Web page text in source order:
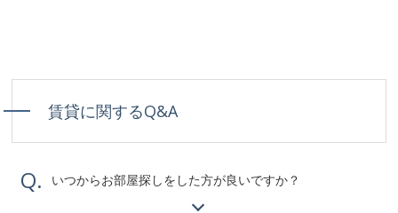
賃貸に関するQ&A
Q. いつからお部屋探しをした方が良いですか？